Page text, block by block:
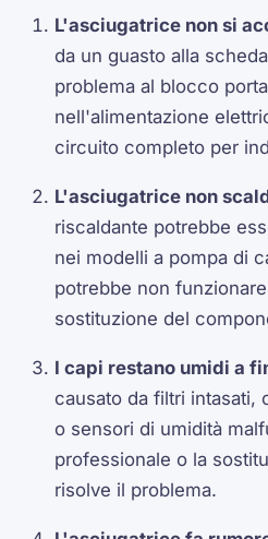
L'asciugatrice non si
da un guasto alla
problema al blocco
nell'alimentazione
circuito completo per
L'asciugatrice non
riscaldante potrebbe
nei modelli a pompa di
potrebbe non
sostituzione del
I capi restano umidi a
causato da filtri intasati,
o sensori di umidità
professionale o la
risolve il problema.